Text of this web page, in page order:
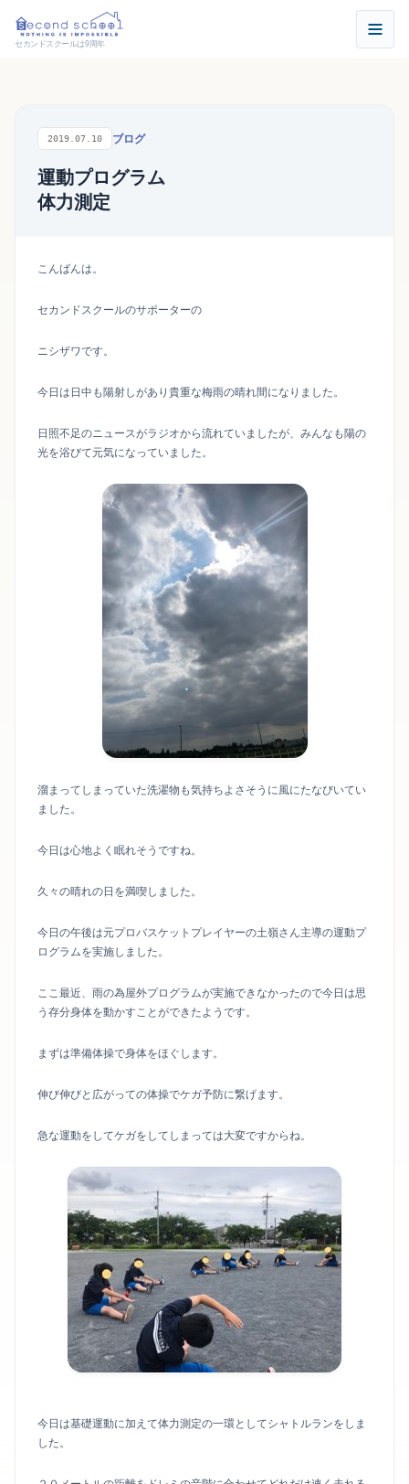
セカンドスクールは9周年
2019.07.10 ブログ
運動プログラム
体力測定
こんばんは。
セカンドスクールのサポーターの
ニシザワです。
今日は日中も陽射しがあり貴重な梅雨の晴れ間になりました。
日照不足のニュースがラジオから流れていましたが、みんなも陽の
光を浴びて元気になっていました。
溜まってしまっていた洗濯物も気持ちよさそうに風にたなびいてい
ました。
今日は心地よく眠れそうですね。
久々の晴れの日を満喫しました。
今日の午後は元プロバスケットプレイヤーの土嶺さん主導の運動プ
ログラムを実施しました。
ここ最近、雨の為屋外プログラムが実施できなかったので今日は思
う存分身体を動かすことができたようです。
まずは準備体操で身体をほぐします。
伸び伸びと広がっての体操でケガ予防に繋げます。
急な運動をしてケガをしてしまっては大変ですからね。
今日は基礎運動に加えて体力測定の一環としてシャトルランをしま
した。